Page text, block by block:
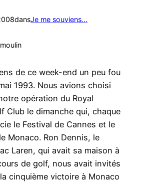
dansJe me souviens…
de ce week-end un peu fou
1993. Nous avions choisi
opération du Royal
Club le dimanche qui, chaque
le Festival de Cannes et le
Monaco. Ron Dennis, le
Laren, qui avait sa maison à
de golf, nous avait invités
cinquième victoire à Monaco